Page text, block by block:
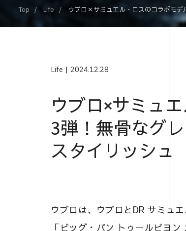
Top Life ウブロ×サミュエル・ロスのコラボモデ
Life 2024.12.28
ウブロ×サミュ
3弾！無骨なグ
スタイリッシュ
ウブロは、ウブロとDR サミュ
「ビッグ・バン トゥールビヨ